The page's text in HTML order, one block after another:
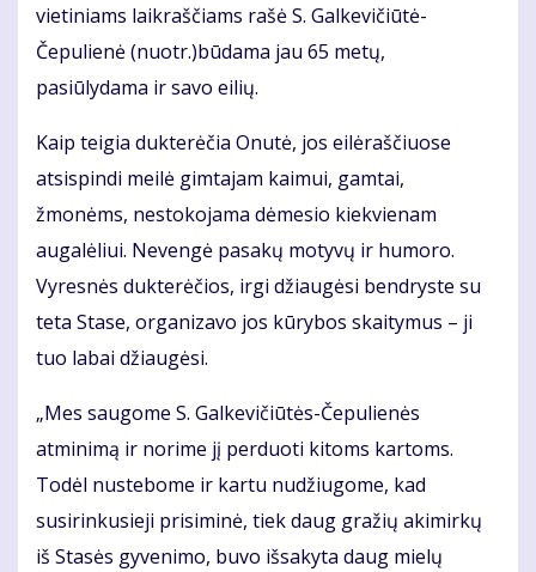
vietiniams laikraščiams rašė S. Galkevičiūtė-
Čepulienė (nuotr.)būdama jau 65 metų,
pasiūlydama ir savo eilių.
Kaip teigia dukterėčia Onutė, jos eilėraščiuose
atsispindi meilė gimtajam kaimui, gamtai,
žmonėms, nestokojama dėmesio kiekvienam
augalėliui. Nevengė pasakų motyvų ir humoro.
Vyresnės dukterėčios, irgi džiaugėsi bendryste su
teta Stase, organizavo jos kūrybos skaitymus – ji
tuo labai džiaugėsi.
„Mes saugome S. Galkevičiūtės-Čepulienės
atminimą ir norime jį perduoti kitoms kartoms.
Todėl nustebome ir kartu nudžiugome, kad
susirinkusieji prisiminė, tiek daug gražių akimirkų
iš Stasės gyvenimo, buvo išsakyta daug mielų